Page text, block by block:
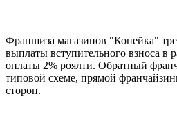
Франшиза магазинов "Копейка"
выплаты вступительного взноса в
оплаты 2% роялти. Обратный
типовой схеме, прямой
сторон.